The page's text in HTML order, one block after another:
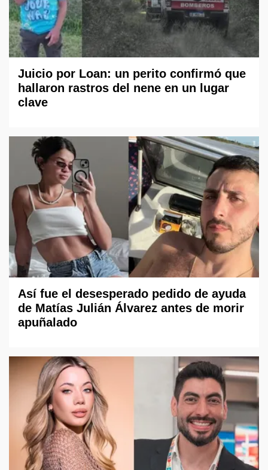
Juicio por Loan: un perito confirmó que
hallaron rastros del nene en un lugar
clave
Así fue el desesperado pedido de ayuda
de Matías Julián Álvarez antes de morir
apuñalado